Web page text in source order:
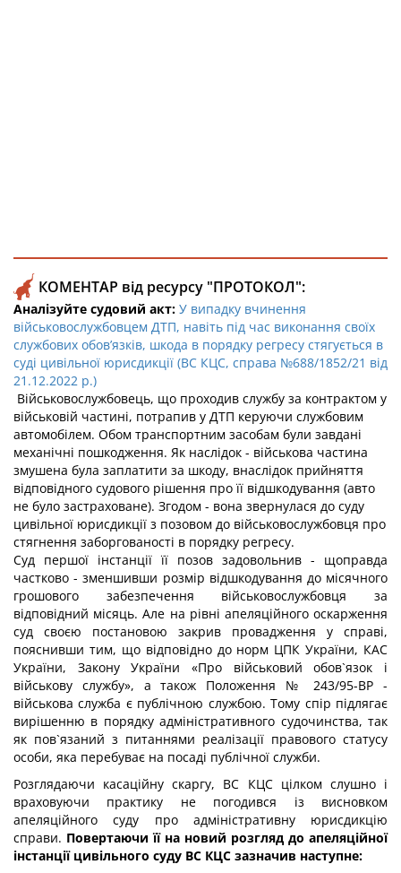
КОМЕНТАР від ресурсу "ПРОТОКОЛ":
Аналізуйте судовий акт: У випадку вчинення
військовослужбовцем ДТП, навіть під час виконання своїх
службових обов’язків, шкода в порядку регресу стягується в
суді цивільної юрисдикції (ВС КЦС, справа №688/1852/21 від
21.12.2022 р.)
Військовослужбовець, що проходив службу за контрактом у
військовій частині, потрапив у ДТП керуючи службовим
автомобілем. Обом транспортним засобам були завдані
механічні пошкодження. Як наслідок - військова частина
змушена була заплатити за шкоду, внаслідок прийняття
відповідного судового рішення про її відшкодування (авто
не було застраховане). Згодом - вона звернулася до суду
цивільної юрисдикції з позовом до військовослужбовця про
стягнення заборгованості в порядку регресу.
Суд першої інстанції її позов задовольнив - щоправда
частково - зменшивши розмір відшкодування до місячного
грошового забезпечення військовослужбовця за
відповідний місяць. Але на рівні апеляційного оскарження
суд своєю постановою закрив провадження у справі,
пояснивши тим, що відповідно до норм ЦПК України, КАС
України, Закону України «Про військовий обов`язок і
військову службу», а також Положення № 243/95-ВР -
військова служба є публічною службою. Тому спір підлягає
вирішенню в порядку адміністративного судочинства, так
як пов`язаний з питаннями реалізації правового статусу
особи, яка перебуває на посаді публічної служби.
Розглядаючи касаційну скаргу, ВС КЦС цілком слушно і
враховуючи практику не погодився із висновком
апеляційного суду про адміністративну юрисдикцію
справи. Повертаючи її на новий розгляд до апеляційної
інстанції цивільного суду ВС КЦС зазначив наступне: